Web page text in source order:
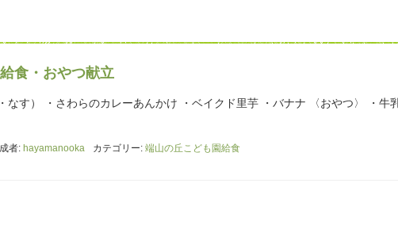
食・おやつ献立
なす） ・さわらのカレーあんかけ ・ベイクド里芋 ・バナナ 〈おやつ〉 ・牛
者: hayamanooka カテゴリー: 端山の丘こども園給食